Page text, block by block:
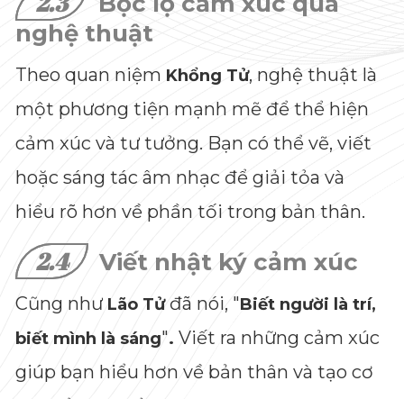
nghệ thuật
Theo quan niệm Khổng Tử, nghệ thuật là
một phương tiện mạnh mẽ để thể hiện
cảm xúc và tư tưởng. Bạn có thể vẽ, viết
hoặc sáng tác âm nhạc để giải tỏa và
hiểu rõ hơn về phần tối trong bản thân.
2.4 Viết nhật ký cảm xúc
Cũng như Lão Tửđã nói, "Biết người là trí,
biết mình là sáng". Viết ra những cảm xúc
giúp bạn hiểu hơn về bản thân và tạo cơ